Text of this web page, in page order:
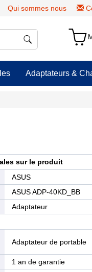
Qui sommes nous
Adaptateurs &
sur le produit
ASUS
ASUS ADP-40KD_BB
Adaptateur
Adaptateur de portable
1 an de garantie